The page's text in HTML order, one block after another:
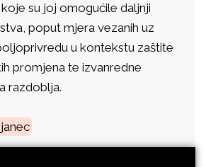
su joj omogućile daljnji
poput mjera vezanih uz
u kontekstu zaštite
promjena te izvanredne
razdoblja.